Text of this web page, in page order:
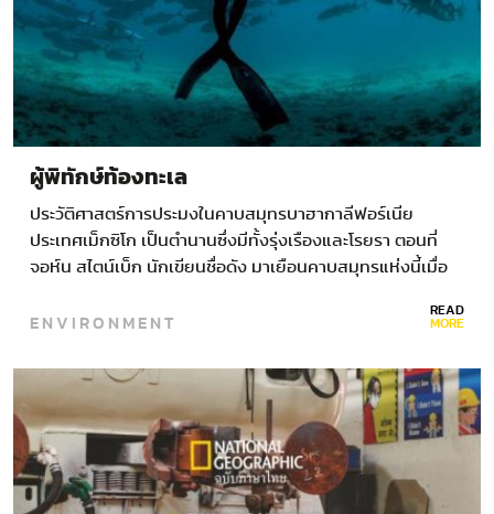
ผู้พิทักษ์ท้องทะเล
ประวัติศาสตร์การประมงในคาบสมุทรบาฮากาลีฟอร์เนีย
ประเทศเม็กซิโก เป็นตำนานซึ่งมีทั้งรุ่งเรืองและโรยรา ตอนที่
จอห์น สไตน์เบ็ก นักเขียนชื่อดัง มาเยือนคาบสมุทรแห่งนี้เมื่อ
ENVIRONMENT READ
MORE